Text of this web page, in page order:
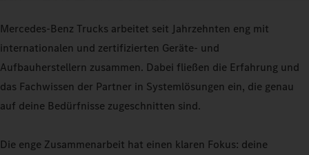
Mercedes-Benz Trucks arbeitet seit Jahrzehnten eng mit
internationalen und zertifizierten Geräte- und
Aufbauherstellern zusammen. Dabei fließen die Erfahrung und
das Fachwissen der Partner in Systemlösungen ein, die genau
auf deine Bedürfnisse zugeschnitten sind.
Die enge Zusammenarbeit hat einen klaren Fokus: deine